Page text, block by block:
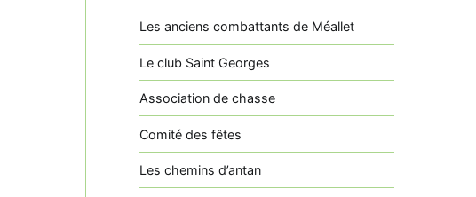
Les anciens combattants de Méallet
Le club Saint Georges
Association de chasse
Comité des fêtes
Les chemins d’antan